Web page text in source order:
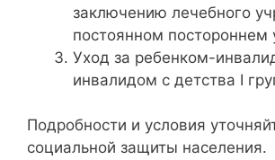
заключению лечебного
постоянном постороннем
Уход за ребенком-
инвалидом с детства I
Подробности и условия
социальной защиты населения.